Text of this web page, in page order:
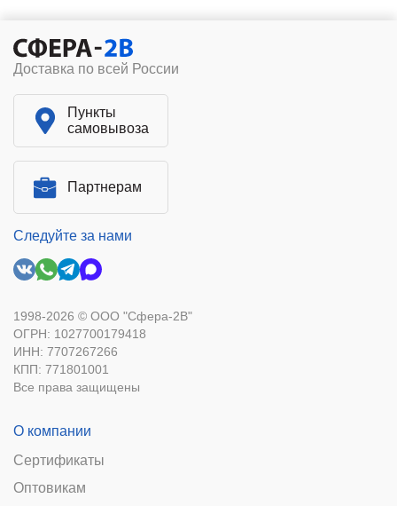
Доставка по всей России
Пункты
самовывоза
Партнерам
Следуйте за нами
1998-2026 © ООО "Сфера-2В"
ОГРН: 1027700179418
ИНН: 7707267266
КПП: 771801001
Все права защищены
О компании
Сертификаты
Оптовикам